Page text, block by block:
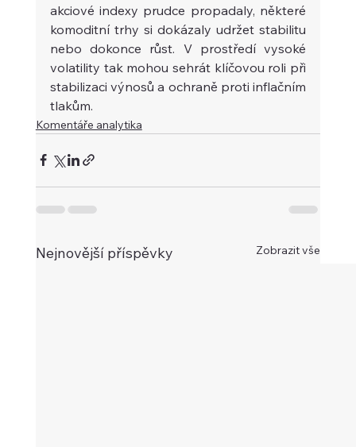
akciové indexy prudce propadaly, některé
komoditní trhy si dokázaly udržet stabilitu
nebo dokonce růst. V prostředí vysoké
volatility tak mohou sehrát klíčovou roli při
stabilizaci výnosů a ochraně proti inflačním
tlakům.
Komentáře analytika
Nejnovější příspěvky Zobrazit vše